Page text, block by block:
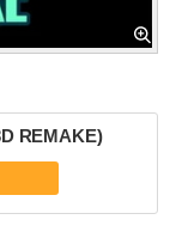
REMAKE)